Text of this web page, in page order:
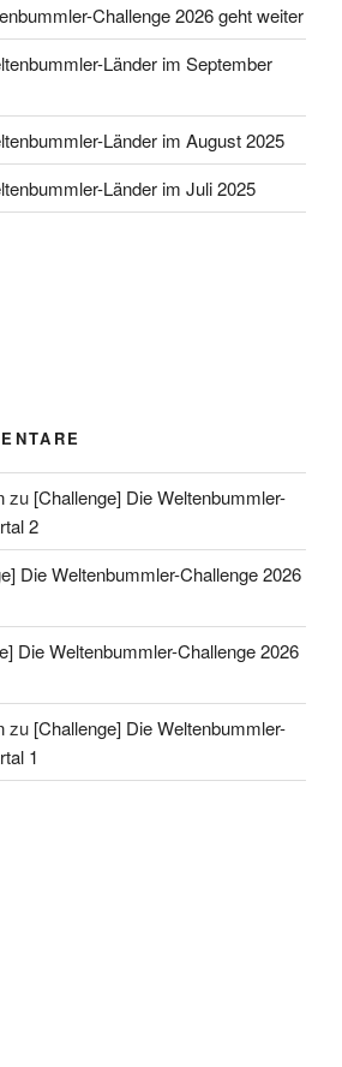
Challenge 2026 geht weiter
Länder im September
Länder im August 2025
Länder im Juli 2025
zu [Challenge] Die Weltenbummler-
2
Die Weltenbummler-Challenge 2026
Die Weltenbummler-Challenge 2026
zu [Challenge] Die Weltenbummler-
1